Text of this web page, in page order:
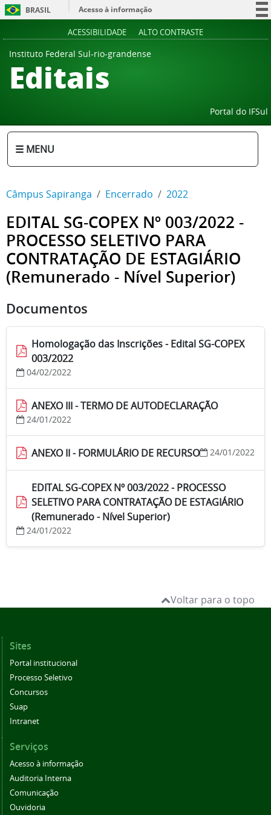
BRASIL
Acesso à informação
ACESSIBILIDADE ALTO CONTRASTE
Instituto Federal Sul-rio-grandense
Editais
Portal do IFSul
☰ MENU
Câmpus Sapiranga Encerrado 2022
EDITAL SG-COPEX Nº 003/2022 -
PROCESSO SELETIVO PARA
CONTRATAÇÃO DE ESTAGIÁRIO
(Remunerado - Nível Superior)
Documentos
Homologação das Inscrições - Edital SG-COPEX
003/2022
04/02/2022
ANEXO III - TERMO DE AUTODECLARAÇÃO
24/01/2022
ANEXO II - FORMULÁRIO DE RECURSO 24/01/2022
EDITAL SG-COPEX Nº 003/2022 - PROCESSO
SELETIVO PARA CONTRATAÇÃO DE ESTAGIÁRIO
(Remunerado - Nível Superior)
24/01/2022
Voltar para o topo
Sites
Portal institucional
Processo Seletivo
Concursos
Suap
Intranet
Serviços
Acesso à informação
Auditoria Interna
Comunicação
Ouvidoria